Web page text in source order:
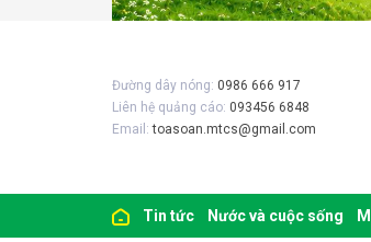
Đường dây nóng: 0986 666 917
Liên hệ quảng cáo: 093456 6848
Email:toasoan.mtcs@gmail.com
Tin tức Nước và cuộc sống